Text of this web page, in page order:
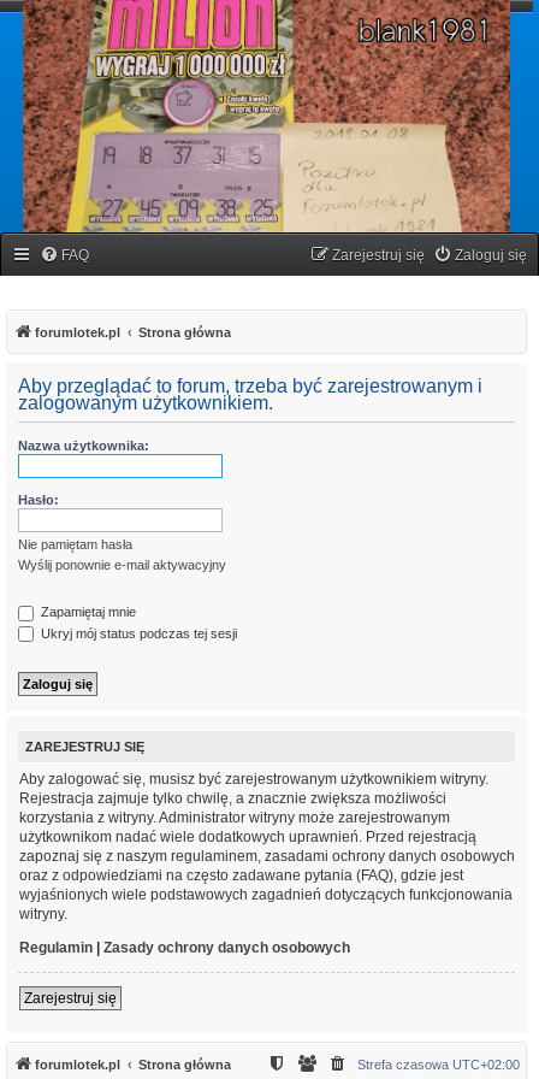
forumlotek.pl
Forum gier liczbowych
FAQ Zaloguj się
Zarejestruj się
forumlotek.pl Strona główna
Aby przeglądać to forum, trzeba być zarejestrowanym i
zalogowanym użytkownikiem.
Nazwa użytkownika:
Hasło:
Nie pamiętam hasła
Wyślij ponownie e-mail aktywacyjny
Zapamiętaj mnie
Ukryj mój status podczas tej sesji
ZAREJESTRUJ SIĘ
Aby zalogować się, musisz być zarejestrowanym użytkownikiem witryny.
Rejestracja zajmuje tylko chwilę, a znacznie zwiększa możliwości
korzystania z witryny. Administrator witryny może zarejestrowanym
użytkownikom nadać wiele dodatkowych uprawnień. Przed rejestracją
zapoznaj się z naszym regulaminem, zasadami ochrony danych osobowych
oraz z odpowiedziami na często zadawane pytania (FAQ), gdzie jest
wyjaśnionych wiele podstawowych zagadnień dotyczących funkcjonowania
witryny.
Regulamin
Zasady ochrony danych osobowych
Zarejestruj się
forumlotek.pl Strona główna Strefa czasowa UTC+02:00